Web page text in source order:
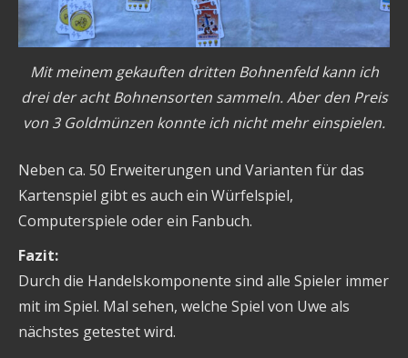
Mit meinem gekauften dritten Bohnenfeld kann ich
drei der acht Bohnensorten sammeln. Aber den Preis
von 3 Goldmünzen konnte ich nicht mehr einspielen.
Neben ca. 50 Erweiterungen und Varianten für das
Kartenspiel gibt es auch ein Würfelspiel,
Computerspiele oder ein Fanbuch.
Fazit:
Durch die Handelskomponente sind alle Spieler immer
mit im Spiel. Mal sehen, welche Spiel von Uwe als
nächstes getestet wird.